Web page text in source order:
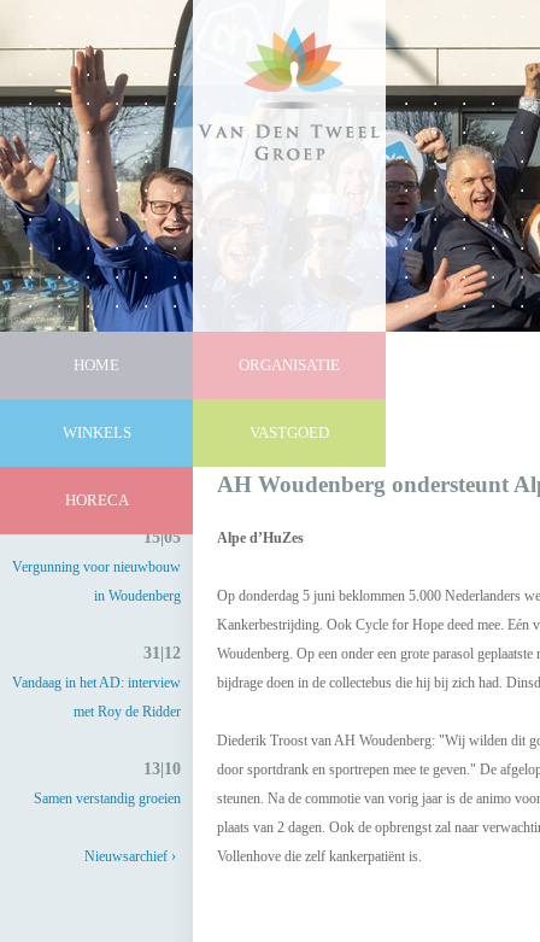
HOME ORGANISATIE
WINKELS VASTGOED
HORECA
15|05
Vergunning voor nieuwbouw
in Woudenberg
31|12
Vandaag in het AD: interview
met Roy de Ridder
13|10
Samen verstandig groeien
Nieuwsarchief ›
AH Woudenberg ondersteunt
Alpe d’HuZes
Op donderdag 5 juni beklommen 5.000 Nederlanders
Kankerbestrijding. Ook Cycle for Hope deed mee. Eén
Woudenberg. Op een onder een grote parasol
bijdrage doen in de collectebus die hij bij zich had.
Diederik Troost van AH Woudenberg: "Wij wilden dit
door sportdrank en sportrepen mee te geven." De
steunen. Na de commotie van vorig jaar is de animo
plaats van 2 dagen. Ook de opbrengst zal naar
Vollenhove die zelf kankerpatiënt is.